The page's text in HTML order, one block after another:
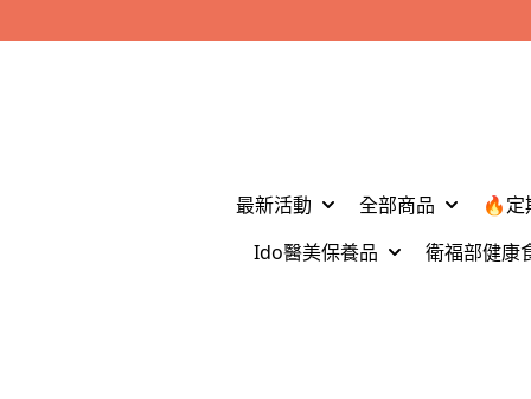
最新活動 全部商品
🔥定
Ido醫美保養品
衛福部健康